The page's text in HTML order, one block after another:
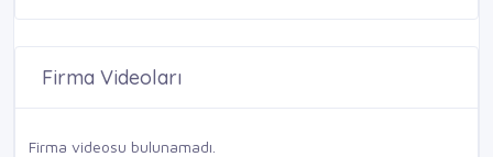
Firma Videoları
Firma videosu bulunamadı.